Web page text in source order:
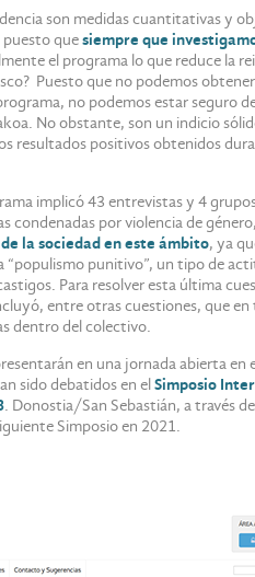
son medidas cuantitativas y
quesiempre que
el programa lo que reduce la
Puesto que no podemos
no podemos estar seguro
No obstante, son un indicio
resultados positivos obtenidos
implicó 43 entrevistas y 4
condenadas por violencia de
la sociedad en este ámbito, ya
“populismo punitivo”, un tipo de
Para resolver esta última
entre otras cuestiones, que
dentro del colectivo.
en una jornada abierta en
sido debatidos en elSimposio
. Donostia/San Sebastián, a través
Simposio en 2021.